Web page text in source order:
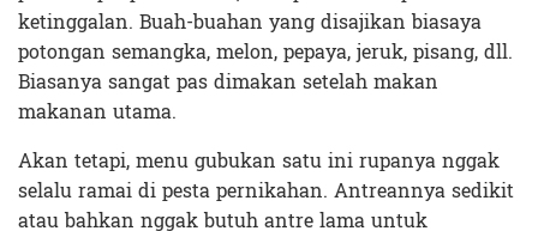
ketinggalan. Buah-buahan yang disajikan biasaya
potongan semangka, melon, pepaya, jeruk, pisang, dll.
Biasanya sangat pas dimakan setelah makan
makanan utama.
Akan tetapi, menu gubukan satu ini rupanya nggak
selalu ramai di pesta pernikahan. Antreannya sedikit
atau bahkan nggak butuh antre lama untuk